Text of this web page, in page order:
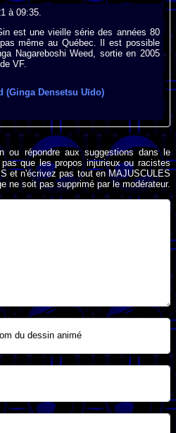
à 09:35.
est une vieille série des années 80
même au Québec. Il est possible
Nagareboshi Weed, sortie en 2005
VF.
(Ginga Densetsu Uīdo)
ou répondre aux suggestions dans le
que les propos injurieux ou racistes
et n'écrivez pas tout en MAJUSCULES
ne soit pas supprimé par le modérateur.
du dessin animé